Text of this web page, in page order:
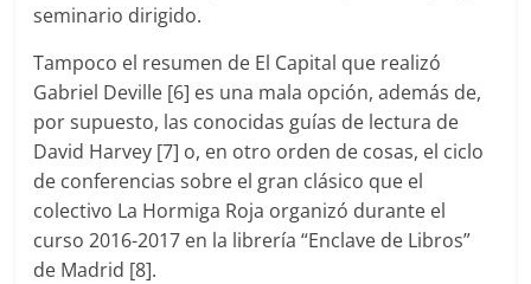
seminario dirigido.
Tampoco el resumen de El Capital que realizó
Gabriel Deville [6] es una mala opción, además de,
por supuesto, las conocidas guías de lectura de
David Harvey [7] o, en otro orden de cosas, el ciclo
de conferencias sobre el gran clásico que el
colectivo La Hormiga Roja organizó durante el
curso 2016-2017 en la librería “Enclave de Libros”
de Madrid [8].